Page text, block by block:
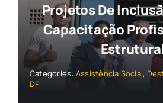
Projetos De
Capacitação
Categories: Assistência Social,
DF